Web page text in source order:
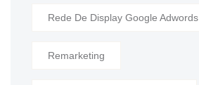
Rede De Display Google Adwords
Remarketing